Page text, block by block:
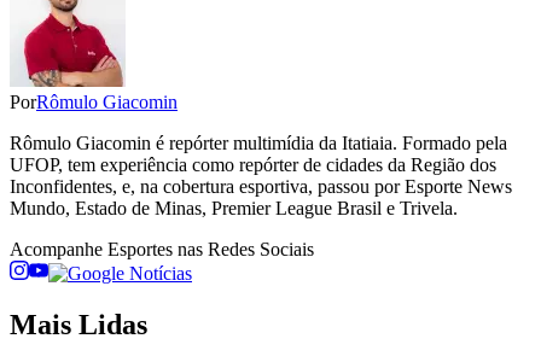
PorRômulo Giacomin
Rômulo Giacomin é repórter multimídia da Itatiaia. Formado pela
UFOP, tem experiência como repórter de cidades da Região dos
Inconfidentes, e, na cobertura esportiva, passou por Esporte News
Mundo, Estado de Minas, Premier League Brasil e Trivela.
Acompanhe Esportes nas Redes Sociais
Mais Lidas